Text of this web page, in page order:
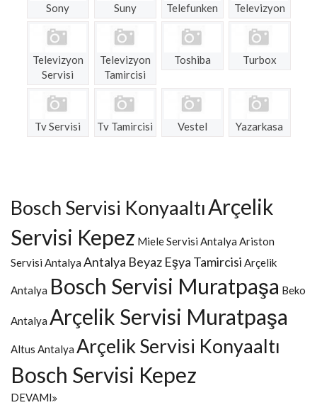
Sony Suny Telefunken Televizyon
Televizyon
Servisi
Televizyon
Tamircisi
Toshiba Turbox
Tv Servisi Tv Tamircisi Vestel Yazarkasa
Bosch Servisi KonyaaltıArçelik
Servisi Kepez Miele Servisi Antalya Ariston
Servisi Antalya Antalya Beyaz Eşya Tamircisi Arçelik
Antalya Bosch Servisi Muratpaşa Beko
Antalya Arçelik Servisi Muratpaşa
Altus Antalya Arçelik Servisi Konyaaltı
Bosch Servisi Kepez
DEVAMI